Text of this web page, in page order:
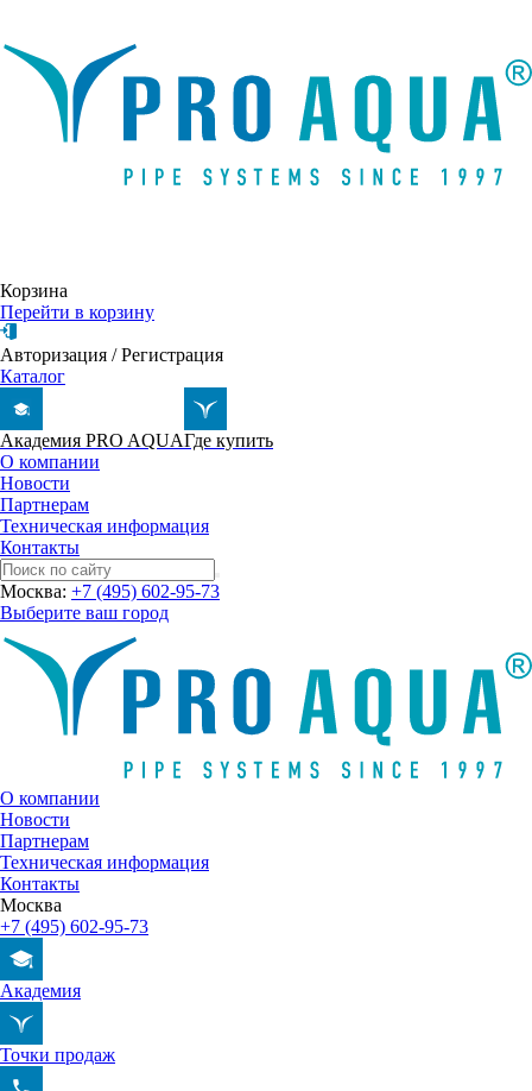
Корзина
Перейти в корзину
Авторизация /Регистрация
Каталог
Академия PRO AQUAГде купить
О компании
Новости
Партнерам
Техническая информация
Контакты
Москва: +7 (495) 602-95-73
Выберите ваш город
О компании
Новости
Партнерам
Техническая информация
Контакты
Москва
+7 (495) 602-95-73
Академия
Точки продаж